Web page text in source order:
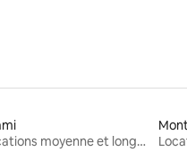
Locations moyenne et longue durée